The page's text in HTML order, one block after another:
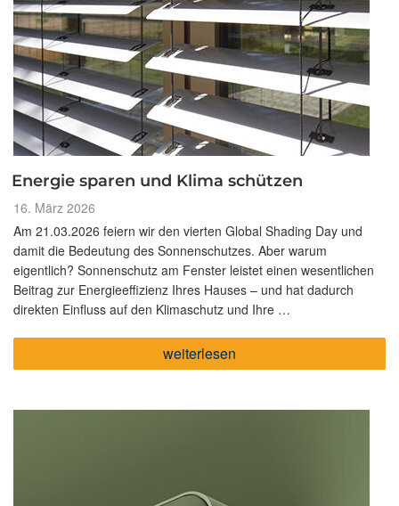
Energie sparen und Klima schützen
Veröffentlicht
am
16. März 2026
Am 21.03.2026 feiern wir den vierten Global Shading Day und
damit die Bedeutung des Sonnenschutzes. Aber warum
eigentlich? Sonnenschutz am Fenster leistet einen wesentlichen
Beitrag zur Energieeffizienz Ihres Hauses – und hat dadurch
direkten Einfluss auf den Klimaschutz und Ihre …
„Energie
sparen
schützen“
weiterlesen